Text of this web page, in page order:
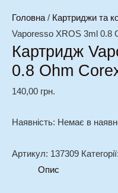
Головна/ Картриджи та
Vaporesso XROS 3ml 0.8
Картридж
0.8 Ohm
140,00 грн.
Наявність: Немає в
Артикул: 137309 Категорії:
Опис